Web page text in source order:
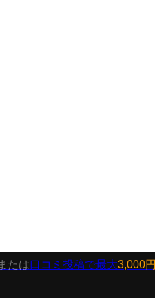
たは口コミ投稿で最大3,000円